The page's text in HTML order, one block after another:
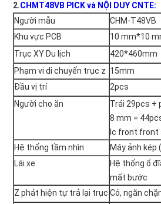
2.CHMT48VB PICK và NỘI DUY CNTE:
Người mẫu
CHM-T48VB
Khu vực PCB
10 mm*10
Trục XY Du lịch
420*460mm
Phạm vi di chuyển trục z 15mm
Đầu vị trí
2pcs
Người cho ăn
Trái 29pcs +
8 mm =
Ic front front
Hệ thống tầm nhìn
Máy ảnh kép
Lái xe
Hệ thống ổ
mất bước
Z phát hiện tự trả lại trục Có, ngăn